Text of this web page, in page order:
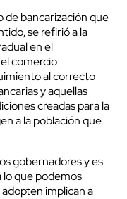
de bancarización que
se refirió a la
en el
comercio
al correcto
y aquellas
creadas para la
a la población que
gobernadores y es
lo que podemos
implican a